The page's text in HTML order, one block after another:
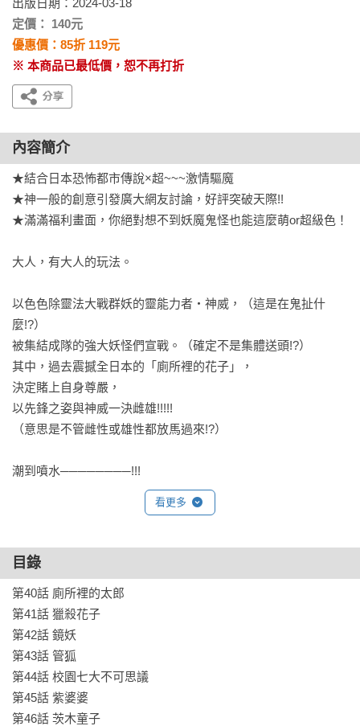
出版日期：2024-03-18
定價： 140元
優惠價：85折 119元
※ 本商品已最低價，恕不再打折
內容簡介
★結合日本恐怖都市傳說×超~~~激情驅魔
★神一般的創意引發廣大網友討論，好評突破天際!!
★滿滿福利畫面，你絕對想不到妖魔鬼怪也能這麼萌or超級色！
大人，有大人的玩法。
以色色除靈法大戰群妖的靈能力者・神威，（這是在鬼扯什
麼!?）
被集結成隊的強大妖怪們宣戰。（確定不是集體送頭!?）
其中，過去震撼全日本的「廁所裡的花子」，
決定賭上自身尊嚴，
以先鋒之姿與神威一決雌雄!!!!!
（意思是不管雌性或雄性都放馬過來!?）
潮到噴水────────!!!
看更多
目錄
第40話 廁所裡的太郎
第41話 獵殺花子
第42話 鏡妖
第43話 管狐
第44話 校園七大不可思議
第45話 紫婆婆
第46話 茨木童子